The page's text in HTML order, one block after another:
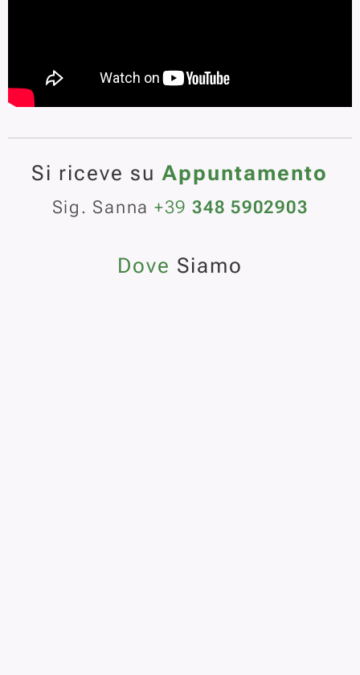
Si riceve suAppuntamento
Sig. Sanna +39348 5902903
Dove Siamo